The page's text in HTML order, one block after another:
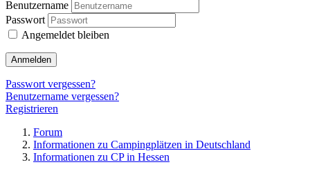
Benutzername
Passwort
Angemeldet bleiben
Anmelden
Passwort vergessen?
Benutzername vergessen?
Registrieren
Forum
Informationen zu Campingplätzen in Deutschland
Informationen zu CP in Hessen